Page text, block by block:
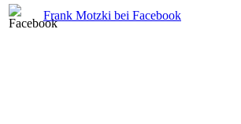
Frank Motzki bei Facebook